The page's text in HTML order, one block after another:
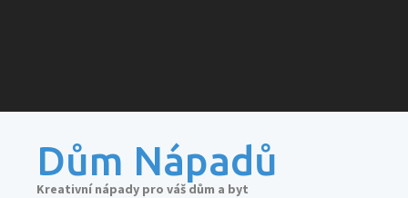
Dům Nápadů
Kreativní nápady pro váš dům a byt